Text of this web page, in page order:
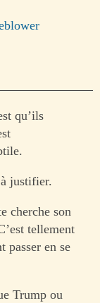
qu’ils
justifier.
cherche son
tellement
passer en se
Trump ou